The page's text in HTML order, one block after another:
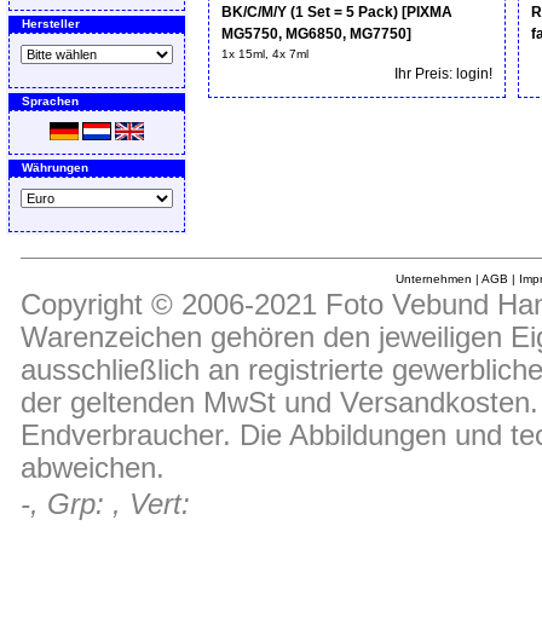
Hersteller
Sprachen
Währungen
BK/C/M/Y (1 Set = 5 Pack) [PIXMA
MG5750, MG6850, MG7750]
1x 15ml, 4x 7ml
Ihr Preis: login!
Unternehmen | AGB |
Copyright © 2006-2021 Foto Vebund
Warenzeichen gehören den jeweiligen
ausschließlich an registrierte
der geltenden MwSt und
Endverbraucher. Die Abbildungen und
abweichen.
-, Grp: , Vert: